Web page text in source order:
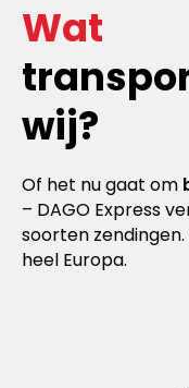
Wat
wij?
Of het nu gaat om
– DAGO Express
soorten
heel Europa.